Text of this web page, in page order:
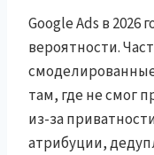
Google Ads в 2026
вероятности.
там, где не смог
из-за
атрибуции,